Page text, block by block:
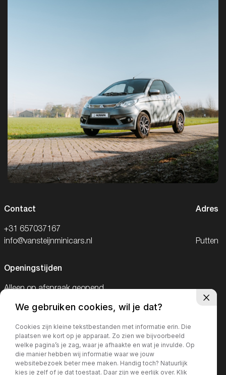
Contact
+31 657037167
info@vansteijnminicars.nl
Adres
Putten
Openingstijden
Alleen op afspraak geopend.
Telefonisch bereikbaar van 09:00-18:00
en op zaterdag van 09:00-15:00
We gebruiken cookies, wil je dat?
Cookies zijn kleine tekstbestanden met informatie erin. Die
plaatsen we kort op je apparaat. Zo zien we bijvoorbeeld
welke pagina’s je zag, waar je afhaakte en wat je invulde. Op
die manier hebben wij informatie waar we jouw
websitebezoek beter mee maken. Handig toch? Natuurlijk
kies je zelf of je dat toestaat. Daar zijn we eerlijk over. Klik